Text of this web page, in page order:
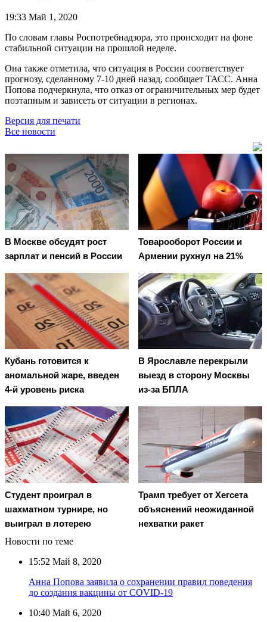
19:33 Май 1, 2020
По словам главы Роспотребнадзора, это происходит на фоне
стабильной ситуации на прошлой неделе.
Она также отметила, что ситуация в России соответствует
прогнозу, сделанному 7-10 дней назад, сообщает ТАСС. Анна
Попова подчеркнула, что отказ от ограничительных мер будет
поэтапным и зависеть от ситуации в регионах.
Версия для печати
Все новости
В Москве обсудят рост
зарплат и пенсий в России
Товарооборот России и
Армении рухнул на 21%
Кубань готовится к
аномальной жаре, введен
4-й уровень риска
В Ярославле перекрыли
выезд в сторону Москвы
из-за БПЛА
Студент проиграл в
шахматном турнире, но
выиграл в лотерею
Трамп требует от Хегсета
объяснений неожиданной
нехватки ракет
Новости по теме
15:52 Май 8, 2020
Анна Попова заявила о сохранении правил поведения
до создания вакцины от COVID-19
10:40 Май 6, 2020